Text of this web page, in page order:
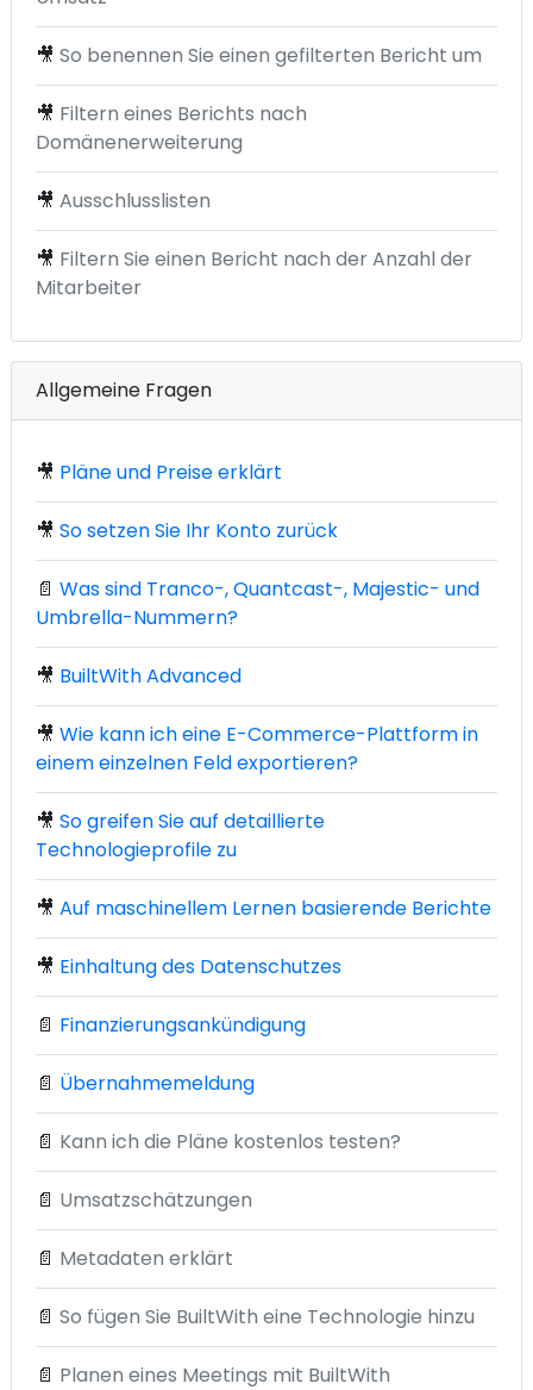
🎥 So benennen Sie einen gefilterten Bericht um
🎥 Filtern eines Berichts nach
Domänenerweiterung
🎥 Ausschlusslisten
🎥 Filtern Sie einen Bericht nach der Anzahl der
Mitarbeiter
Allgemeine Fragen
🎥 Pläne und Preise erklärt
🎥 So setzen Sie Ihr Konto zurück
📄 Was sind Tranco-, Quantcast-, Majestic- und
Umbrella-Nummern?
🎥 BuiltWith Advanced
🎥 Wie kann ich eine E-Commerce-Plattform in
einem einzelnen Feld exportieren?
🎥 So greifen Sie auf detaillierte
Technologieprofile zu
🎥 Auf maschinellem Lernen basierende Berichte
🎥 Einhaltung des Datenschutzes
📄 Finanzierungsankündigung
📄 Übernahmemeldung
📄 Kann ich die Pläne kostenlos testen?
📄 Umsatzschätzungen
📄 Metadaten erklärt
📄 So fügen Sie BuiltWith eine Technologie hinzu
📄 Planen eines Meetings mit BuiltWith